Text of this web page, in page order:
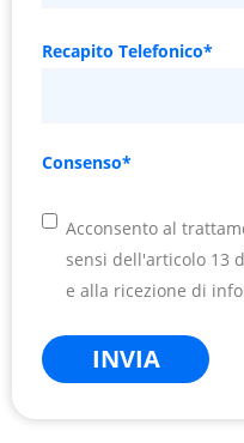
Recapito Telefonico*
Consenso*
Acconsento al
sensi dell'articolo 13
e alla ricezione di